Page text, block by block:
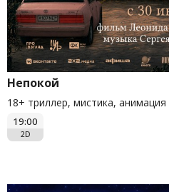
Непокой
18+ триллер, мистика, анимация
19:00
2D